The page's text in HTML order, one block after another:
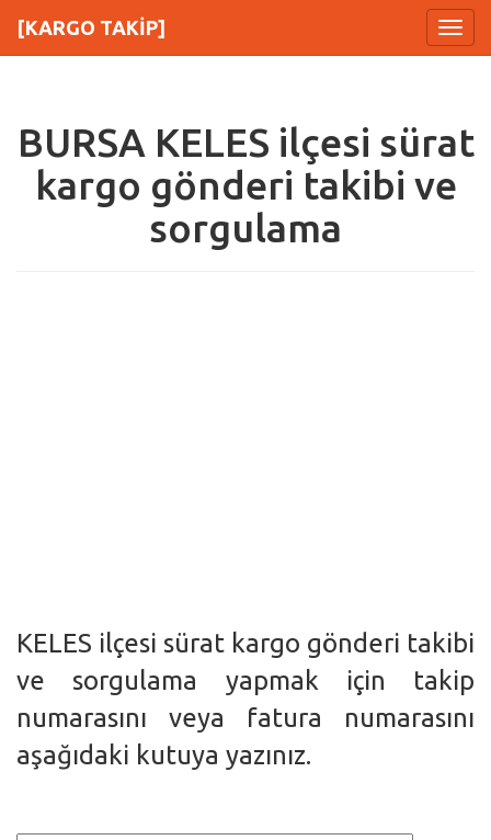
Menu
[KARGO TAKİP]
BURSA KELES ilçesi sürat
kargo gönderi takibi ve
sorgulama
KELES ilçesi sürat kargo gönderi takibi
ve sorgulama yapmak için takip
numarasını veya fatura numarasını
aşağıdaki kutuya yazınız.